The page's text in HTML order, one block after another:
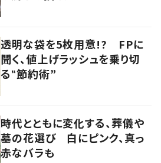
透明な袋を5枚用意!? FPに
聞く、値上げラッシュを乗り切
る‟節約術”
時代とともに変化する、葬儀や
墓の花選び 白にピンク、真っ
赤なバラも